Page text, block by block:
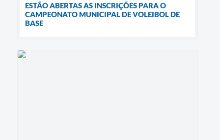
ESTÃO ABERTAS AS INSCRIÇÕES PARA O
CAMPEONATO MUNICIPAL DE VOLEIBOL DE
BASE